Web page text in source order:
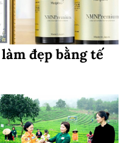
đẹp bằng tế